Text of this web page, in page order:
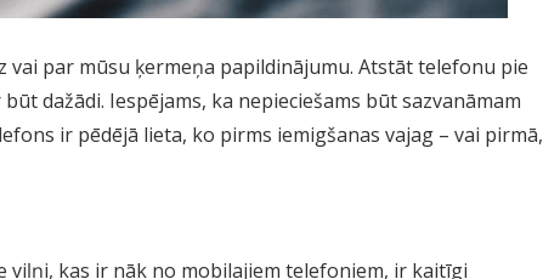
par mūsu ķermeņa papildinājumu. Atstāt telefonu pie
dažādi. Iespējams, ka nepieciešams būt sazvanāmam
ir pēdējā lieta, ko pirms iemigšanas vajag – vai pirmā,
viļņi, kas ir nāk no mobilajiem telefoniem, ir kaitīgi